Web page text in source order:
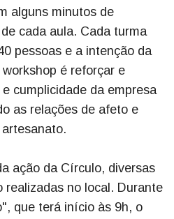
alguns minutos de
cada aula. Cada turma
pessoas e a intenção da
é reforçar e
cumplicidade da empresa
as relações de afeto e
ação da Círculo, diversas
realizadas no local. Durante
que terá início às 9h, o